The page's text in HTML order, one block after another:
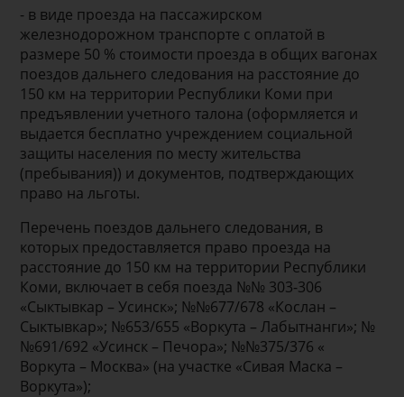
- в виде проезда на пассажирском
железнодорожном транспорте с оплатой в
размере 50 % стоимости проезда в общих вагонах
поездов дальнего следования на расстояние до
150 км на территории Республики Коми при
предъявлении учетного талона (оформляется и
выдается бесплатно учреждением социальной
защиты населения по месту жительства
(пребывания)) и документов, подтверждающих
право на льготы.
Перечень поездов дальнего следования, в
которых предоставляется право проезда на
расстояние до 150 км на территории Республики
Коми, включает в себя поезда №№ 303-306
«Сыктывкар – Усинск»; №№677/678 «Кослан –
Сыктывкар»; №653/655 «Воркута – Лабытнанги»; №
№691/692 «Усинск – Печора»; №№375/376 «
Воркута – Москва» (на участке «Сивая Маска –
Воркута»);